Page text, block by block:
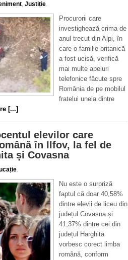
, Justiție.
Procurorii care
investighează crima de
anul trecut din Alpi, în
care o familie britanică
a fost ucisă, verifică
mai multe apeluri
telefonice făcute spre
România de pe mobilul
fratelui uneia dintre
[...]
elevilor care
în Ilfov, la fel de
și Covasna
.
Nu este o surpriză
faptul că doar 40,58%
dintre elevii de liceu din
județul Covasna și
41,37% dintre cei din
județul Harghita
vorbesc corect limba
română, conform